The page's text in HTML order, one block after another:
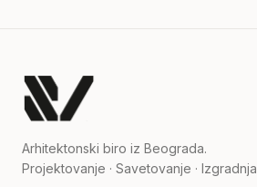
Arhitektonski biro iz Beograda.
Projektovanje · Savetovanje · Izgradnja